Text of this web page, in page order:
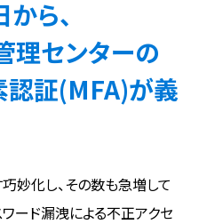
ら、
センターの
認証(MFA)が義
妙化し、その数も急増して
ワード漏洩による不正アクセ